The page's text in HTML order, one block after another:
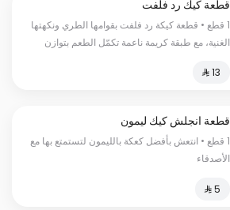
قطعة كيك رد فلفت
1 قطع • قطعة كيكة رد فلفت بقوامها الطري ونكهتها
الغنية، مع طبقة كريمة ناعمة تكمّل الطعم بتوازن
قطعة انجلش كيك ليمون
1 قطع • انتعش بأفضل كعكة بالليمون لتستمتع بها مع
الأصدقاء